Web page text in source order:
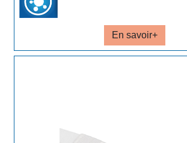
En savoir+